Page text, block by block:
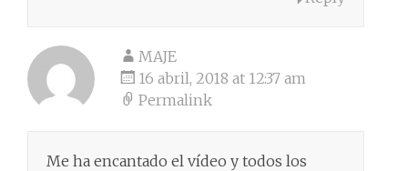
MAJE
16 abril, 2018 at 12:37 am
Permalink
Me ha encantado el vídeo y todos los